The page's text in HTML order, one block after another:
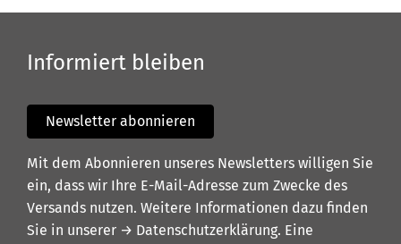
Informiert bleiben
Newsletter abonnieren
Mit dem Abonnieren unseres Newsletters willigen Sie
ein, dass wir Ihre E-Mail-Adresse zum Zwecke des
Versands nutzen. Weitere Informationen dazu finden
Sie in unserer → Datenschutzerklärung. Eine